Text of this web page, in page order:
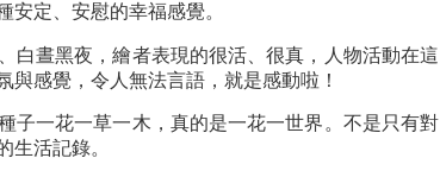
安定、安慰的幸福感覺。
白晝黑夜，繪者表現的很活、很真，人物活動在這
感覺，令人無法言語，就是感動啦！
子一花一草一木，真的是一花一世界。不是只有對
生活記錄。